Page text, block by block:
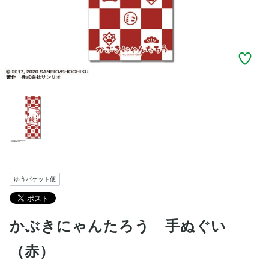
ゆうパケット便
かぶきにゃんたろう 手ぬぐい
（赤）